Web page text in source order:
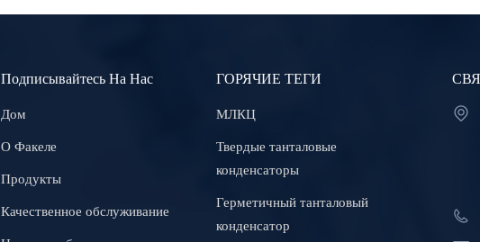
Подписывайтесь На Нас
Дом
О Факеле
Продукты
Качественное обслуживание
ГОРЯЧИЕ ТЕГИ
МЛКЦ
Твердые танталовые
конденсаторы
Герметичный танталовый
конденсатор